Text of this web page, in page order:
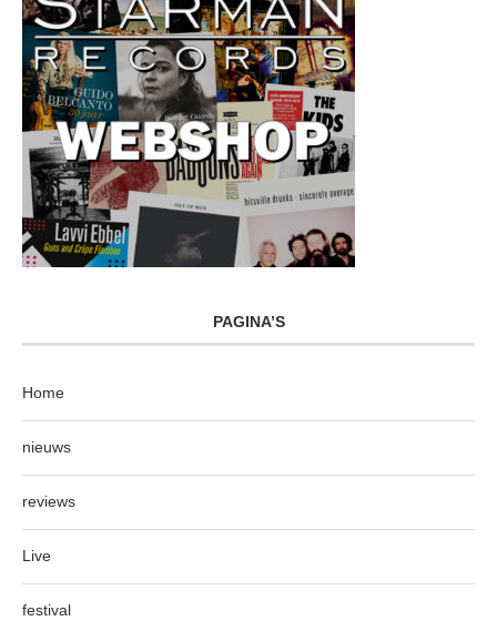
PAGINA’S
Home
nieuws
reviews
Live
festival